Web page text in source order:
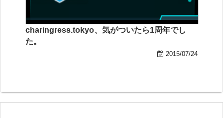
charingress.tokyo、気がついたら1周年でし
た。
2015/07/24